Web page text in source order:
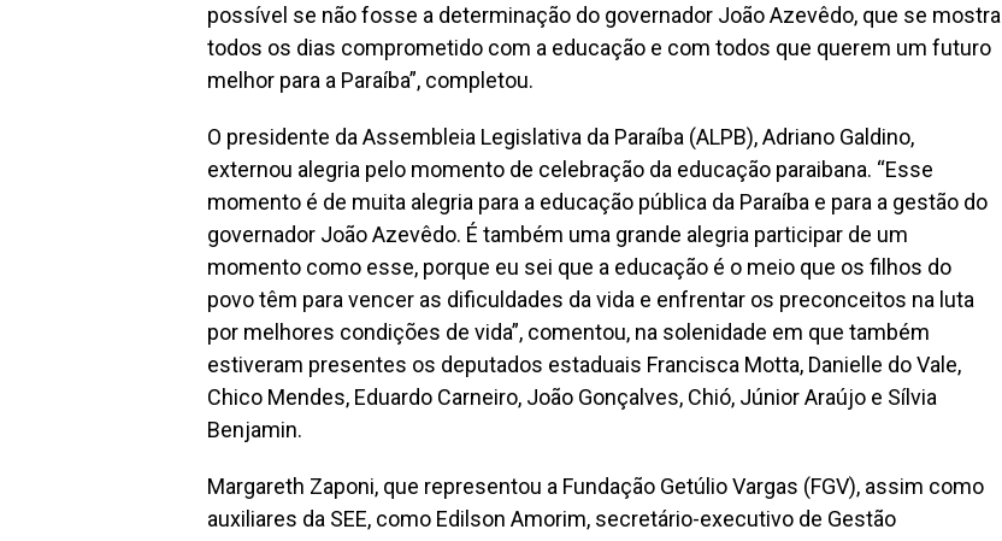
possível se não fosse a determinação do governador João Azevêdo, que se mostra
todos os dias comprometido com a educação e com todos que querem um futuro
melhor para a Paraíba”, completou.
O presidente da Assembleia Legislativa da Paraíba (ALPB), Adriano Galdino,
externou alegria pelo momento de celebração da educação paraibana. “Esse
momento é de muita alegria para a educação pública da Paraíba e para a gestão do
governador João Azevêdo. É também uma grande alegria participar de um
momento como esse, porque eu sei que a educação é o meio que os filhos do
povo têm para vencer as dificuldades da vida e enfrentar os preconceitos na luta
por melhores condições de vida”, comentou, na solenidade em que também
estiveram presentes os deputados estaduais Francisca Motta, Danielle do Vale,
Chico Mendes, Eduardo Carneiro, João Gonçalves, Chió, Júnior Araújo e Sílvia
Benjamin.
Margareth Zaponi, que representou a Fundação Getúlio Vargas (FGV), assim como
auxiliares da SEE, como Edilson Amorim, secretário-executivo de Gestão